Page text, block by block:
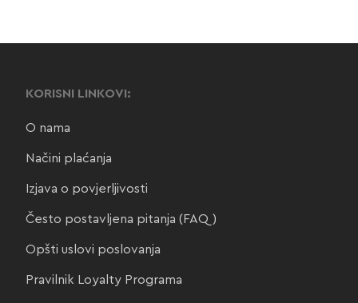
KORISNI LINKOVI:
O nama
Načini plaćanja
Izjava o povjerljivosti
Često postavljena pitanja (FAQ)
Opšti uslovi poslovanja
Pravilnik Loyalty Programa